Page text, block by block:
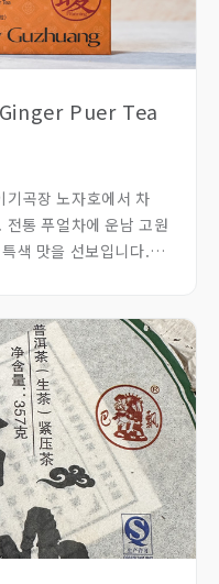
Puer Tea
기곡장 노자호에서 차
통 푸얼차에 운남 고원
색 맛을 선보입니다.
감각의 새로운 보이차를
관리에 도움이 됩니다.